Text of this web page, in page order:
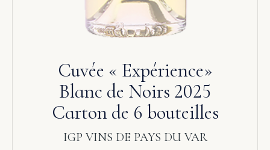
Cuvée « Expérience»
Blanc de Noirs 2025
Carton de 6 bouteilles
IGP VINS DE PAYS DU VAR